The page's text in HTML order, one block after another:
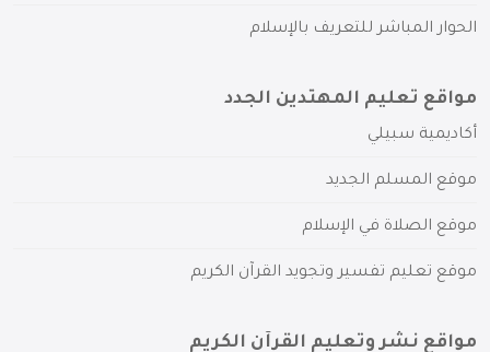
الحوار المباشر للتعريف بالإسلام
مواقع تعليم المهتدين الجدد
أكاديمية سبيلي
موقع المسلم الجديد
موقع الصلاة في الإسلام
موقع تعليم تفسير وتجويد القرآن الكريم
مواقع نشر وتعليم القرآن الكريم